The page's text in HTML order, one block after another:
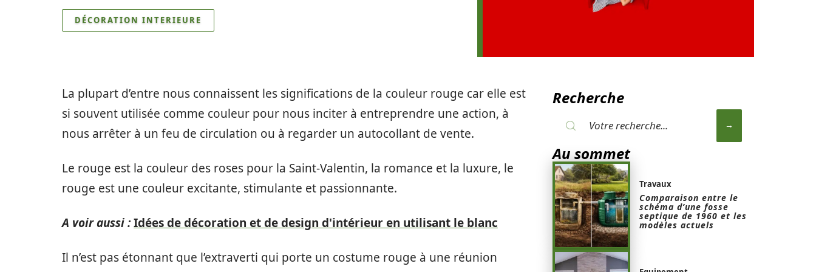
DÉCORATION INTERIEURE
La plupart d’entre nous connaissent les significations de la couleur rouge car elle est
si souvent utilisée comme couleur pour nous inciter à entreprendre une action, à
nous arrêter à un feu de circulation ou à regarder un autocollant de vente.
Le rouge est la couleur des roses pour la Saint-Valentin, la romance et la luxure, le
rouge est une couleur excitante, stimulante et passionnante.
A voir aussi :Idées de décoration et de design d'intérieur en utilisant le blanc
Il n’est pas étonnant que l’extraverti qui porte un costume rouge à une réunion
Recherche
Au sommet
Travaux
Comparaison entre le
schéma d’une fosse
septique de 1960 et les
modèles actuels